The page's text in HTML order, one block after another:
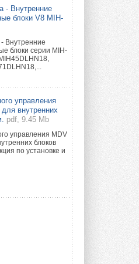
выбрать
не
первой
для окон ...
гидравлика
...
открыла
- Внутренние
блоки V8 MIH-
Внутренние
блоки серии MIH-
управления
внутренних
pdf, 9.45 Mb
управления MDV
блоков
по установке и